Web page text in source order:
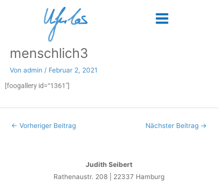
Menu
menschlich3
Von admin / Februar 2, 2021
[foogallery id=“1361″]
Post
← Vorheriger Beitrag Nächster Beitrag →
Judith Seibert
Rathenaustr. 208 | 22337 Hamburg